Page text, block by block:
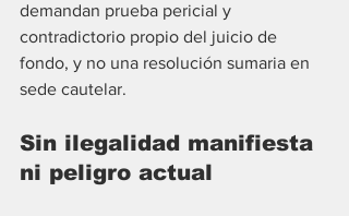
demandan prueba pericial y
contradictorio propio del juicio de
fondo, y no una resolución sumaria en
sede cautelar.
Sin ilegalidad manifiesta
ni peligro actual